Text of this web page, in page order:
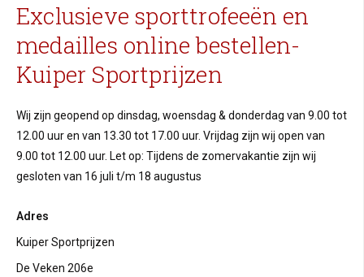
Exclusieve sporttrofeeën en
medailles online bestellen-
Kuiper Sportprijzen
Wij zijn geopend op dinsdag, woensdag & donderdag van 9.00 tot
12.00 uur en van 13.30 tot 17.00 uur. Vrijdag zijn wij open van
9.00 tot 12.00 uur. Let op: Tijdens de zomervakantie zijn wij
gesloten van 16 juli t/m 18 augustus
Adres
Kuiper Sportprijzen
De Veken 206e